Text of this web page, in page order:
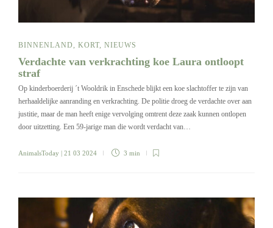
BINNENLAND KORT NIEUWS
Verdachte van verkrachting koe Laura ontloopt
straf
Op kinderboerderij ´t Wooldrik in Enschede blijkt een koe slachtoffer te zijn van
herhaaldelijke aanranding en verkrachting. De politie droeg de verdachte over aan
justitie, maar de man heeft enige vervolging omtrent deze zaak kunnen ontlopen
door uitzetting. Een 59-jarige man die wordt verdacht van…
AnimalsToday | 21 03 2024 3 min